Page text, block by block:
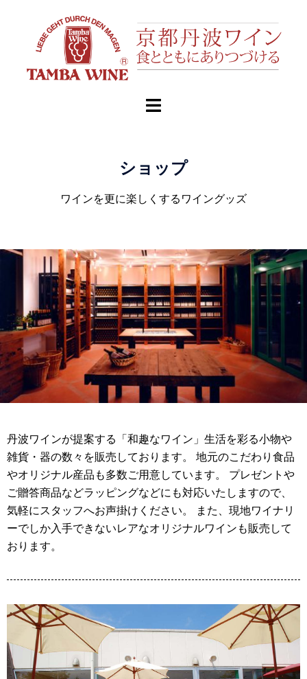
ショップ
ワインを更に楽しくするワイングッズ
丹波ワインが提案する「和趣なワイン」生活を彩る小物や
雑貨・器の数々を販売しております。 地元のこだわり食品
やオリジナル産品も多数ご用意しています。 プレゼントや
ご贈答商品などラッピングなどにも対応いたしますので、
気軽にスタッフへお声掛けください。 また、現地ワイナリ
ーでしか入手できないレアなオリジナルワインも販売して
おります。